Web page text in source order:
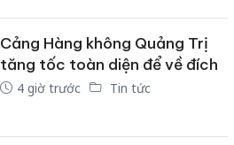
Cảng Hàng không Quảng Trị
tăng tốc toàn diện để về đích
4 giờ trước Tin tức